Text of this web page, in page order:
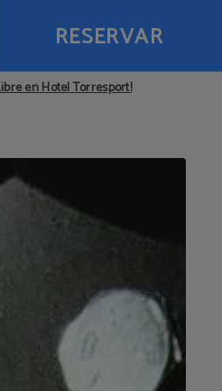
RESERVAR
en Hotel Torresport!